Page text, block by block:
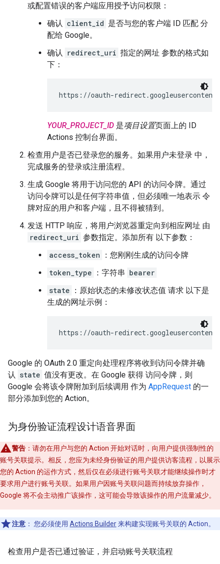
或配置错误的客户端应用授予访问权限：
确认 client_id 是否与您的客户端 ID 匹配 分
配给 Google。
确认
redirect_uri 指定的网址 参数的格式如
下：
https://oauth-
YOUR_PROJECT_ID 是项目设置页面上的 ID
Actions 控制台界面。
检查用户是否已登录您的服务。如果用户未登录 中，
完成服务的登录或注册流程。
生成 Google 将用于访问您的 API 的访问令牌。通过
访问令牌可以是任何字符串值，但必须唯一地表示 令
牌对应的用户和客户端，且不得被猜到。
发送 HTTP 响应，将用户浏览器重定向到相应网址 由
redirect_uri 参数指定。添加所有 以下参数：
access_token
：您刚刚生成的访问令牌
token_type
：字符串 bearer
state
：原始状态的未修改状态值 请求 以下是
生成的网址示例：
https://oauth-
Google 的 OAuth 2.0 重定向处理程序将收到访问令牌并确
认 state 值没有更改。在 Google 获得 访问令牌，则
Google 会将该令牌附加到后续调用 作为 AppRequest 的一
部分添加到您的 Action。
为身份验证流程设计语音界面
警告 ：请勿在用户与您的 Action 开始对话时，向用户提供强制性的
账号关联提示。相反，您应为未经身份验证的用户提供访客流程，以展示
您的 Action 的运作方式，然后仅在必须进行账号关联才能继续操作时才
要求用户进行账号关联。如果用户因账号关联问题而持续放弃操作，
Google 将不会主动推广该操作，这可能会导致该操作的用户流量减少。
注意 ： 您必须使用 Actions Builder来构建实现账号关联的 Action。
检查用户是否已通过验证，并启动账号关联流程